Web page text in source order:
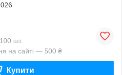
шт.
на сайті — 500 ₴
Купити